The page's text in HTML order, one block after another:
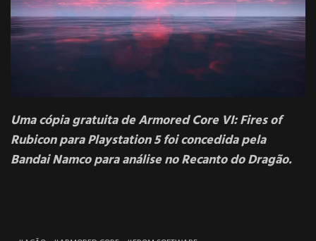
Uma cópia gratuita de Armored Core VI: Fires of
Rubicon para Playstation 5 foi concedida pela
Bandai Namco para análise no Recanto do Dragão.